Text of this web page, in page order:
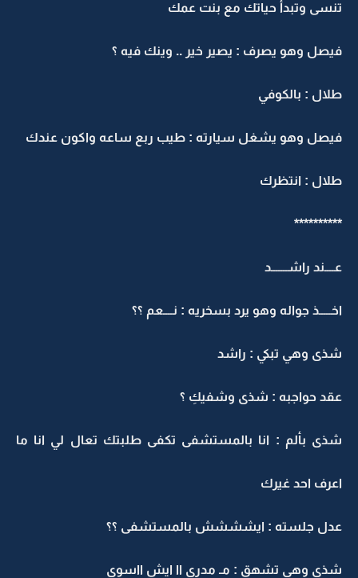
تنسى وتبدأ حياتك مع بنت عمك
فيصل وهو يصرف : يصير خير .. وينك فيه ؟
طلال : بالكوفي
فيصل وهو يشغل سيارته : طيب ربع ساعه واكون عندك
طلال : انتظرك
**********
عــــند راشـــــــد
اخـــــذ جواله وهو يرد بسخريه : نــــعم ؟؟
شذى وهي تبكي : راشد
عقد حواجبه : شذى وشفيكِ ؟
شذى بألم : انا بالمستشفى تكفى طلبتك تعال لي انا ما
اعرف احد غيرك
عدل جلسته : ايشششش بالمستشفى ؟؟
شذى وهي تشهق : مـ مدري اا ايش ااسوي